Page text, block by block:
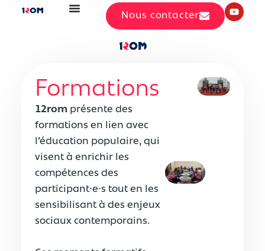
Nous contacter
Formations
12rom présente des
formations en lien avec
l’éducation populaire, qui
visent à enrichir les
compétences des
participant⸱e⸱s tout en les
sensibilisant à des enjeux
sociaux contemporains.